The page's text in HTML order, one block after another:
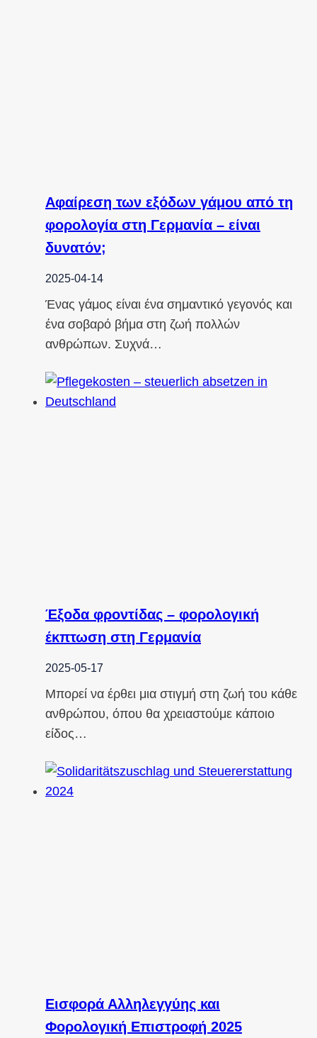
Αφαίρεση των εξόδων γάμου από τη
φορολογία στη Γερμανία – είναι
δυνατόν;
2025-04-14
Ένας γάμος είναι ένα σημαντικό γεγονός και
ένα σοβαρό βήμα στη ζωή πολλών
ανθρώπων. Συχνά…
Έξοδα φροντίδας – φορολογική
έκπτωση στη Γερμανία
2025-05-17
Μπορεί να έρθει μια στιγμή στη ζωή του κάθε
ανθρώπου, όπου θα χρειαστούμε κάποιο
είδος…
Εισφορά Αλληλεγγύης και
Φορολογική Επιστροφή 2025